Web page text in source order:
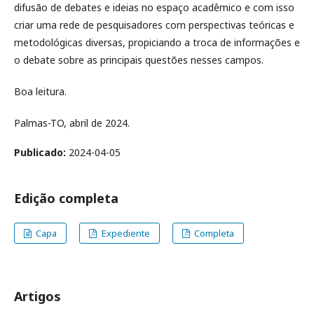
difusão de debates e ideias no espaço acadêmico e com isso
criar uma rede de pesquisadores com perspectivas teóricas e
metodológicas diversas, propiciando a troca de informações e
o debate sobre as principais questões nesses campos.
Boa leitura.
Palmas-TO, abril de 2024.
Publicado: 2024-04-05
Edição completa
Capa Expediente Completa
Artigos